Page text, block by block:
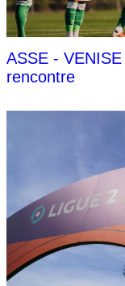
ASSE -
rencontre